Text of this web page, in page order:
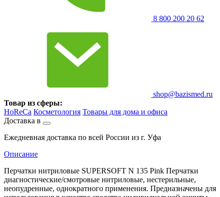
8 800 200 20 62
shop@bazismed.ru
Товар из сферы:
HoReCa Косметология Товары для дома и офиса
Доставка в
Ежедневная доставка по всей России из г. Уфа
Описание
Перчатки нитриловые SUPERSOFT N 135 Pink Перчатки
диагностические/смотровые нитриловые, нестерильные,
неопудренные, однократного применения. Предназначены для